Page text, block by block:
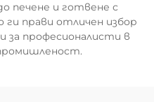
печене и готвене с
прави отличен избор
за професионалисти в